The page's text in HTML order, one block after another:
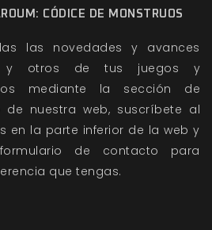
CÓDICE DE MONSTRUOS
las novedades y avances
y otros de tus juegos y
mediante la sección de
de nuestra web, suscríbete al
en la parte inferior de la web y
de contacto para
que tengas.